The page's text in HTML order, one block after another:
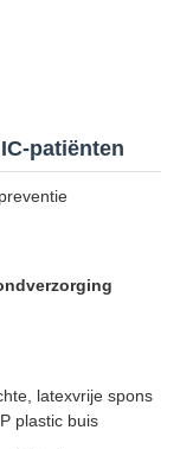
patiënten
latexvrije spons
plastic buis